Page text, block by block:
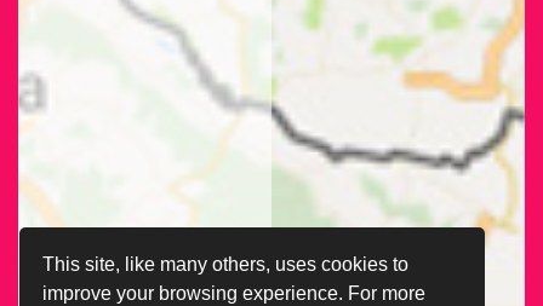
This site, like many others, uses cookies to
improve your browsing experience. For more